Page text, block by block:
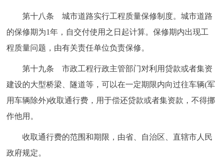
第十八条 城市道路实行工程质量保修制度。城市道路
的保修期为1年，自交付使用之日起计算。保修期内出现工
程质量问题，由有关责任单位负责保修。
第十九条 市政工程行政主管部门对利用贷款或者集资
建设的大型桥梁、隧道等，可以在一定期限内向过往车辆(军
用车辆除外)收取通行费，用于偿还贷款或者集资款，不得挪
作他用。
收取通行费的范围和期限，由省、自治区、直辖市人民
政府规定。